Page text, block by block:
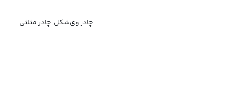
چادر وی‌شکل, چادر مثلثی